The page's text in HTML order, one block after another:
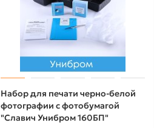
Набор для печати черно-белой
фотографии с фотобумагой
"Славич Унибром 160БП"